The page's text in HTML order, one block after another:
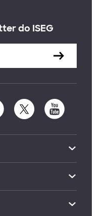
do ISEG